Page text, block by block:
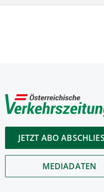
JETZT ABO
MEDIADATEN